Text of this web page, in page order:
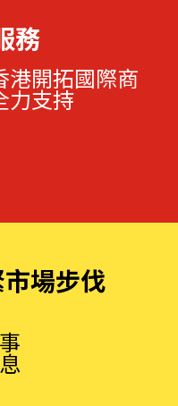
務
港開拓國際商
力支持
場步伐